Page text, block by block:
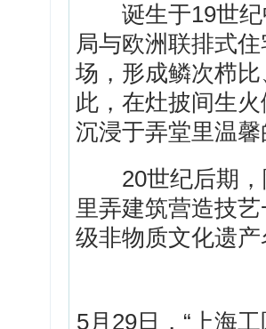
诞生于19世纪
局与欧洲联排式
场，形成鳞次栉
此，在灶披间生
沉浸于弄堂里温
20世纪后期，
里弄建筑营造技
级非物质文化遗产
5月29日，“上海